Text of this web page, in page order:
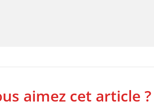
aimez cet article